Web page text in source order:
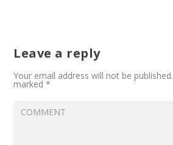
Leave a reply
Your email address will not be published.
marked*